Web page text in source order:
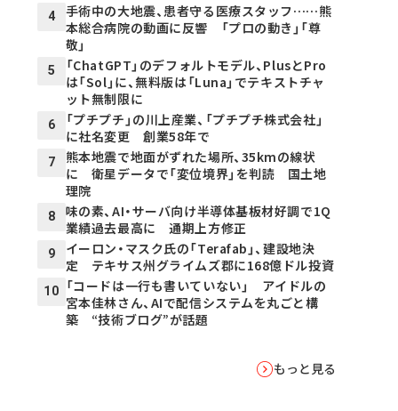
4
手術中の大地震、患者守る医療スタッフ……熊
本総合病院の動画に反響 「プロの動き」「尊
敬」
5
「ChatGPT」のデフォルトモデル、PlusとPro
は「Sol」に、無料版は「Luna」でテキストチャ
ット無制限に
6
「プチプチ」の川上産業、「プチプチ株式会社」
に社名変更 創業58年で
7
熊本地震で地面がずれた場所、35kmの線状
に 衛星データで「変位境界」を判読 国土地
理院
8
味の素、AI・サーバ向け半導体基板材好調で1Q
業績過去最高に 通期上方修正
9
イーロン・マスク氏の「Terafab」、建設地決
定 テキサス州グライムズ郡に168億ドル投資
10
「コードは一行も書いていない」 アイドルの
宮本佳林さん、AIで配信システムを丸ごと構
築 “技術ブログ”が話題
もっと見る